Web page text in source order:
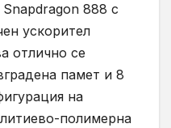
888 с
ускорител
отлично се
памет и 8
на
полимерна